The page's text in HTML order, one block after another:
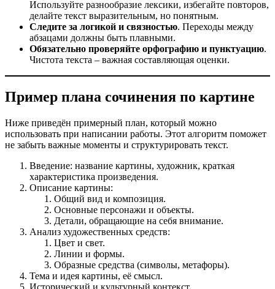
Используйте разнообразие лексики, избегайте повторов,
делайте текст выразительным, но понятным.
Следите за логикой и связностью. Переходы между
абзацами должны быть плавными.
Обязательно проверяйте орфографию и пунктуацию.
Чистота текста – важная составляющая оценки.
Пример плана сочинения по картине
Ниже приведён примерный план, который можно
использовать при написании работы. Этот алгоритм поможет
не забыть важные моменты и структурировать текст.
Введение: название картины, художник, краткая
характеристика произведения.
Описание картины:
Общий вид и композиция.
Основные персонажи и объекты.
Детали, обращающие на себя внимание.
Анализ художественных средств:
Цвет и свет.
Линии и формы.
Образные средства (символы, метафоры).
Тема и идея картины, её смысл.
Исторический и культурный контекст.